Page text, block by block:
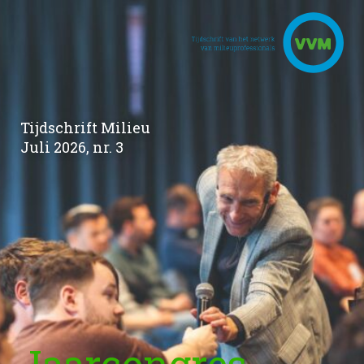
Tijdschrift Milieu
Juli 2026, nr. 3